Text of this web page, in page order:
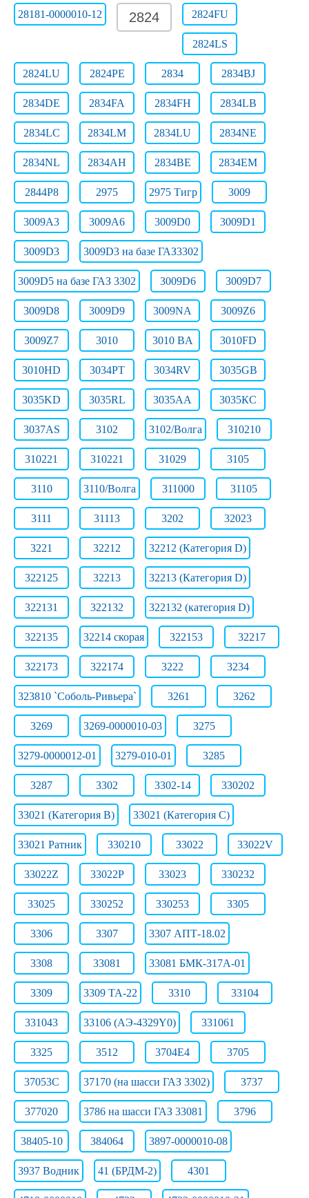
28181-0000010-12 2824 2824FU
2824LS
2824LU 2824РЕ 2834 2834BJ
2834DE 2834FA 2834FH 2834LB
2834LC 2834LM 2834LU 2834NE
2834NL 2834АН 2834ВЕ 2834ЕМ
2844Р8 2975 2975 Тигр 3009
3009A3 3009A6 3009D0 3009D1
3009D3 3009D3 на базе ГАЗ3302
3009D5 на базе ГАЗ 3302 3009D6 3009D7
3009D8 3009D9 3009NA 3009Z6
3009Z7 3010 3010 BA 3010FD
3010HD 3034PT 3034RV 3035GB
3035KD 3035RL 3035АА 3035КС
3037AS 3102 3102/Волга 310210
310221 310221 31029 3105
3110 3110/Волга 311000 31105
3111 31113 3202 32023
3221 32212 32212 (Категория D)
322125 32213 32213 (Категория D)
322131 322132 322132 (категория D)
322135 32214 скорая 322153 32217
322173 322174 3222 3234
323810 `Соболь-Ривьера` 3261 3262
3269 3269-0000010-03 3275
3279-0000012-01 3279-010-01 3285
3287 3302 3302-14 330202
33021 (Категория B) 33021 (Категория C)
33021 Ратник 330210 33022 33022V
33022Z 33022Р 33023 330232
33025 330252 330253 3305
3306 3307 3307 АПТ-18.02
3308 33081 33081 БМК-317А-01
3309 3309 ТА-22 3310 33104
331043 33106 (АЭ-4329Y0) 331061
3325 3512 3704Е4 3705
37053С 37170 (на шасси ГАЗ 3302) 3737
377020 3786 на шасси ГАЗ 33081 3796
38405-10 384064 3897-0000010-08
3937 Водник 41 (БРДМ-2) 4301